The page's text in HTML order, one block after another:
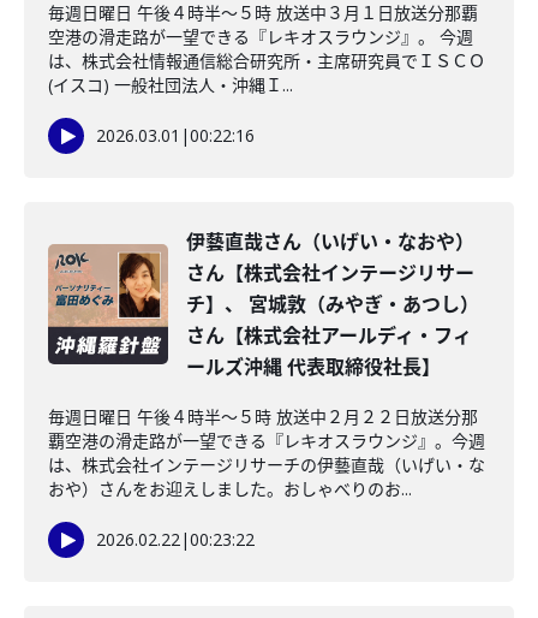
毎週日曜日 午後４時半～５時 放送中３月１日放送分那覇
空港の滑走路が一望できる『レキオスラウンジ』。 今週
は、株式会社情報通信総合研究所・主席研究員でＩＳＣＯ
(イスコ) 一般社団法人・沖縄Ｉ...
2026.03.01 |00:22:16
伊藝直哉さん（いげい・なおや）
さん【株式会社インテージリサー
チ】、 宮城敦（みやぎ・あつし）
さん【株式会社アールディ・フィ
ールズ沖縄 代表取締役社長】
毎週日曜日 午後４時半～５時 放送中２月２２日放送分那
覇空港の滑走路が一望できる『レキオスラウンジ』。今週
は、株式会社インテージリサーチの伊藝直哉（いげい・な
おや）さんをお迎えしました。おしゃべりのお...
2026.02.22|00:23:22